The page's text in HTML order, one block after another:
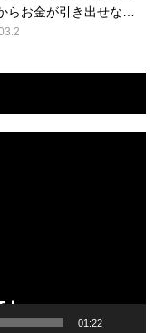
らお金が引き出せな…
01:22